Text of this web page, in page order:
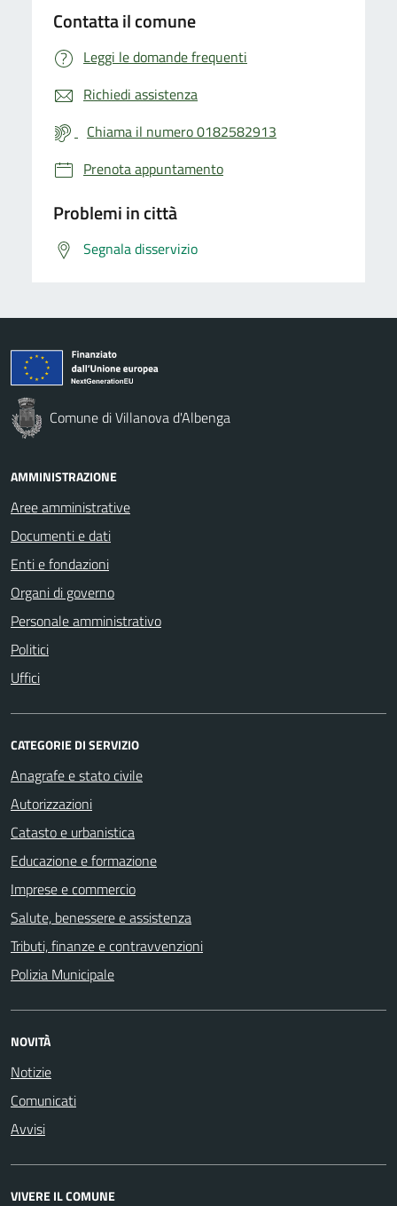
Contatta il comune
Leggi le domande frequenti
Richiedi assistenza
Chiama il numero 0182582913
Prenota appuntamento
Problemi in città
Segnala disservizio
Comune di Villanova d'Albenga
AMMINISTRAZIONE
Aree amministrative
Documenti e dati
Enti e fondazioni
Organi di governo
Personale amministrativo
Politici
Uffici
CATEGORIE DI SERVIZIO
Anagrafe e stato civile
Autorizzazioni
Catasto e urbanistica
Educazione e formazione
Imprese e commercio
Salute, benessere e assistenza
Tributi, finanze e contravvenzioni
Polizia Municipale
NOVITÀ
Notizie
Comunicati
Avvisi
VIVERE IL COMUNE